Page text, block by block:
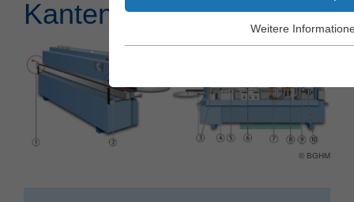
Kantenanleimmaschinen
© BGHM
einwandfrei funktioniert.
fe_typo_user
Cookie-
Weitere